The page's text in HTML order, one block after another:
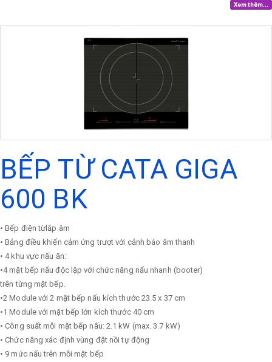
Xem thêm...
BẾP TỪ CATA GIGA
600 BK
• Bếp điện từlắp âm
• Bảng điều khiển cảm ứng trượt với cảnh báo âm thanh
• 4 khu vực nấu ăn:
•4 mặt bếp nấu độc lập với chức năng nấu nhanh (booter)
trên từng mặt bếp.
•2 Module với 2 mặt bếp nấu kích thước 23.5 x 37 cm
•1 Module với mặt bếp lớn kích thước 40 cm
• Công suất mỗi mặt bếp nấu: 2.1 kW (max. 3.7 kW)
• Chức năng xác định vùng đặt nồi tự động
• 9 mức nấu trên mỗi mặt bếp